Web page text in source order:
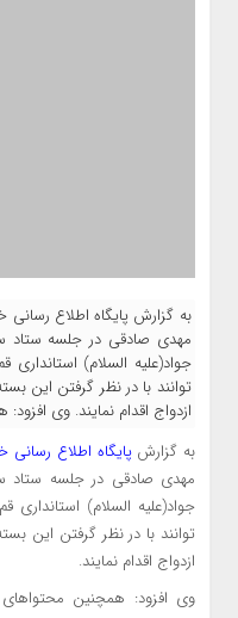
به گزارش پایگاه اطلاع‌ رسانی
مهدی صادقی در جلسه ستاد
جواد(علیه السلام)
توانند با در نظر گرفتن این
ازدواج اقدام نمایند. وی
به گزارشپایگاه اطلاع‌ رسانی
مهدی صادقی در جلسه ستاد
جواد(علیه السلام)
توانند با در نظر گرفتن این
ازدواج اقدام نمایند.
وی افزود: همچنین